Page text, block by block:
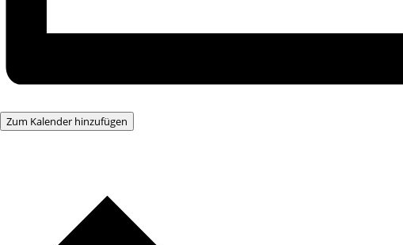
Zum Kalender hinzufügen